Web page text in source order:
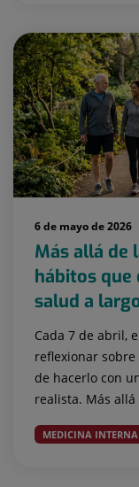
6 de mayo de 2026
Más allá de
hábitos que
salud a
Cada 7 de abril,
reflexionar
de hacerlo con
realista. Más allá
MEDICINA INTERNA